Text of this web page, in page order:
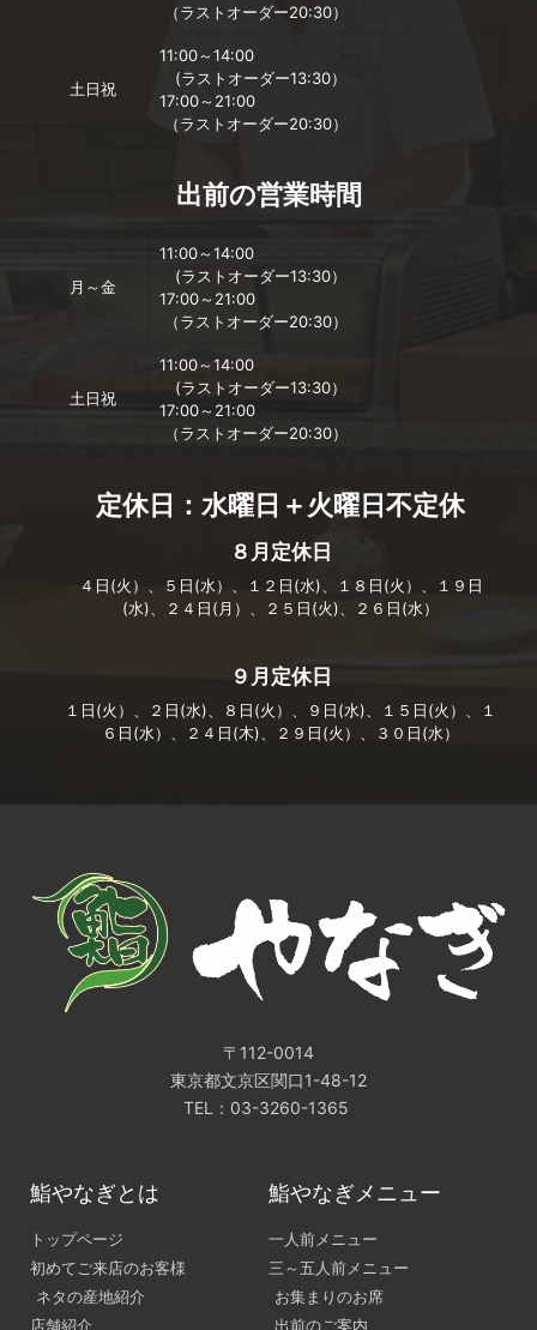
（ラストオーダー20:30）
土日祝
11:00～14:00
(ラストオーダー13:30）
17:00～21:00
（ラストオーダー20:30）
出前の営業時間
月～金
11:00～14:00
(ラストオーダー13:30）
17:00～21:00
（ラストオーダー20:30）
土日祝
11:00～14:00
(ラストオーダー13:30）
17:00～21:00
（ラストオーダー20:30）
定休日：水曜日＋火曜日不定休
８月定休日
４日(火）、５日(水）、１２日(水)、１８日(火）、１９日
(水)、２４日(月）、２５日(火)、２６日(水）
９月定休日
１日(火）、２日(水)、８日(火）、９日(水)、１５日(火）、１
６日(水）、２４日(木)、２９日(火）、３０日(水）
〒112-0014
東京都文京区関口1-48-12
TEL：03-3260-1365
鮨やなぎとは
トップページ
初めてご来店のお客様
ネタの産地紹介
店舗紹介
鮨やなぎメニュー
一人前メニュー
三～五人前メニュー
お集まりのお席
出前のご案内